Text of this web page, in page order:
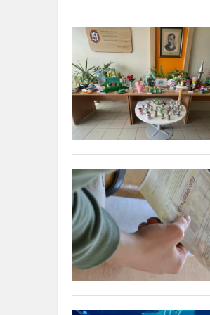
Mokinių
darbelių
parodą
“Suteik
daiktams
antrą
gyvenimą”
Spotkanie
z
przedstawicielami
Filli
Uniwersytetu
w
Białymst...